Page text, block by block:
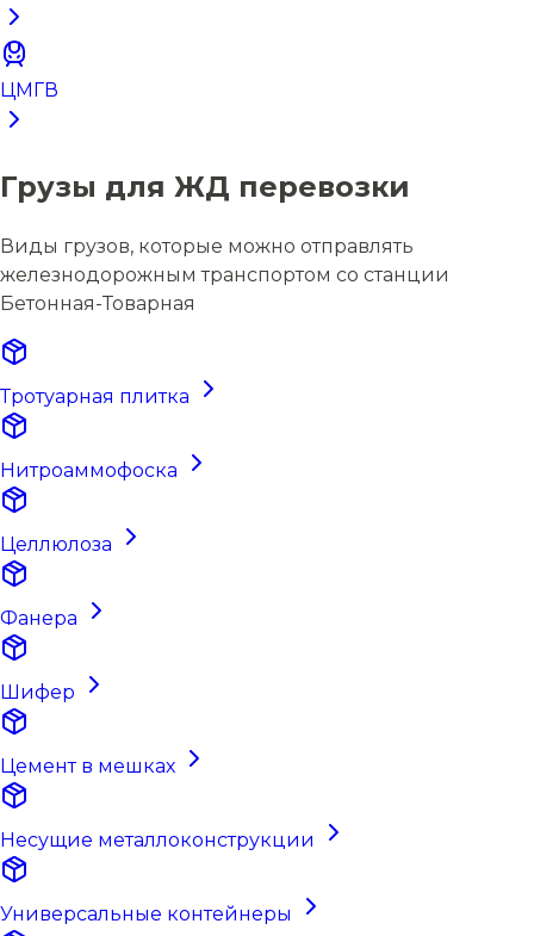
ЦМГВ
Грузы для ЖД перевозки
Виды грузов, которые можно отправлять
железнодорожным транспортом со станции
Бетонная-Товарная
Тротуарная плитка
Нитроаммофоска
Целлюлоза
Фанера
Шифер
Цемент в мешках
Несущие металлоконструкции
Универсальные контейнеры